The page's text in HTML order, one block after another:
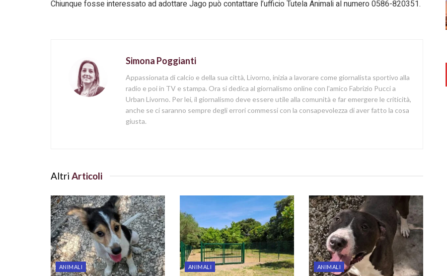
Chiunque fosse interessato ad adottare Jago può contattare l’ufficio Tutela Animali al numero 0586-820351.
Simona Poggianti
Appassionata di calcio e della sua città, Livorno, inizia a lavorare come giornalista sportivo alla
radio e poi in TV e stampa. Ora si dedica al giornalismo online con l'amico Fabrizio Pucci a
Urban Livorno. Per lei, il giornalismo deve essere utile alla comunità e far emergere le criticità,
anche se ci saranno sempre degli errori commessi con la consapevolezza di aver fatto la cosa
giusta.
Altri Articoli
ANIMALI ANIMALI ANIMALI